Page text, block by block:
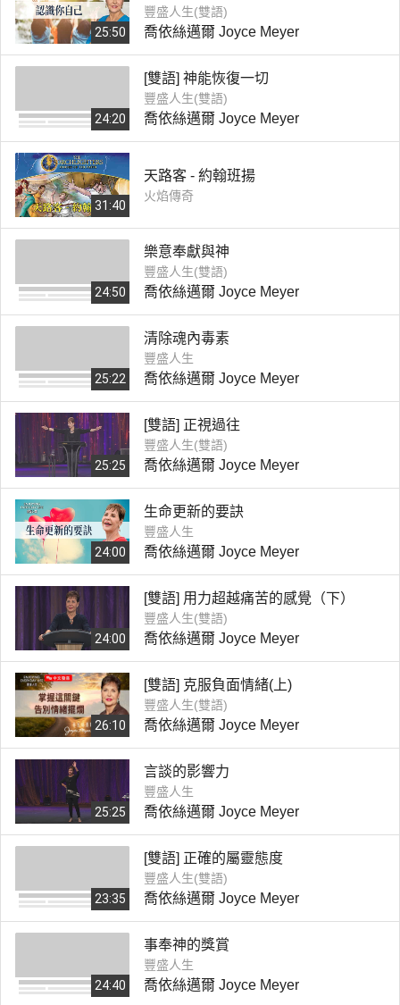
25:50
豐盛人生(雙語)
喬依絲邁爾 Joyce Meyer
24:20
[雙語] 神能恢復一切
豐盛人生(雙語)
喬依絲邁爾 Joyce Meyer
31:40
天路客 - 約翰班揚
火焰傳奇
24:50
樂意奉獻與神
豐盛人生(雙語)
喬依絲邁爾 Joyce Meyer
25:22
清除魂內毒素
豐盛人生
喬依絲邁爾 Joyce Meyer
25:25
[雙語] 正視過往
豐盛人生(雙語)
喬依絲邁爾 Joyce Meyer
24:00
生命更新的要訣
豐盛人生
喬依絲邁爾 Joyce Meyer
24:00
[雙語] 用力超越痛苦的感覺（下）
豐盛人生(雙語)
喬依絲邁爾 Joyce Meyer
26:10
[雙語] 克服負面情緒(上)
豐盛人生(雙語)
喬依絲邁爾 Joyce Meyer
25:25
言談的影響力
豐盛人生
喬依絲邁爾 Joyce Meyer
23:35
[雙語] 正確的屬靈態度
豐盛人生(雙語)
喬依絲邁爾 Joyce Meyer
24:40
事奉神的獎賞
豐盛人生
喬依絲邁爾 Joyce Meyer